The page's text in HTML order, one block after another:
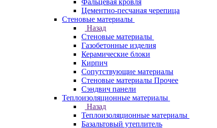
Фальцевая кровля
Цементно-песчаная черепица
Стеновые материалы
Назад
Стеновые материалы
Газобетонные изделия
Керамические блоки
Кирпич
Сопутствующие материалы
Стеновые материалы Прочее
Сэндвич панели
Теплоизоляционные материалы
Назад
Теплоизоляционные материалы
Базальтовый утеплитель